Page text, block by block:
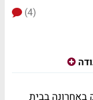
(4)
שקל נפסק באחרונה בבית